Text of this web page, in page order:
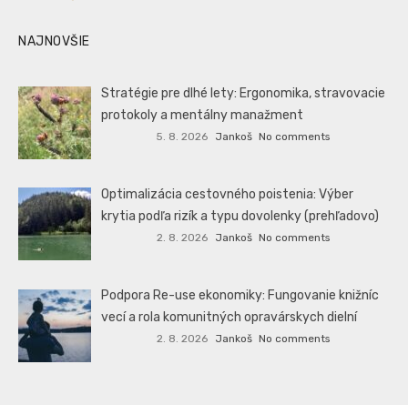
NAJNOVŠIE
Stratégie pre dlhé lety: Ergonomika, stravovacie
protokoly a mentálny manažment
5. 8. 2026 Jankoš No comments
Optimalizácia cestovného poistenia: Výber
krytia podľa rizík a typu dovolenky (prehľadovo)
2. 8. 2026 Jankoš No comments
Podpora Re-use ekonomiky: Fungovanie knižníc
vecí a rola komunitných opravárskych dielní
2. 8. 2026 Jankoš No comments